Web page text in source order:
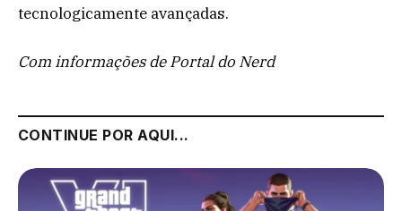
tecnologicamente avançadas.
Com informações de Portal do Nerd
CONTINUE POR AQUI...